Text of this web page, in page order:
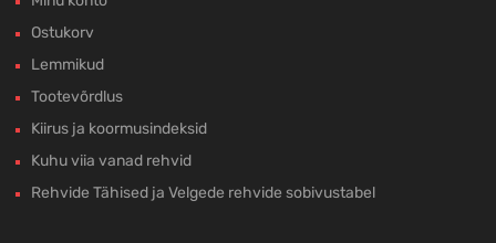
Ostukorv
Lemmikud
Tootevõrdlus
Kiirus ja koormusindeksid
Kuhu viia vanad rehvid
Rehvide Tähised ja Velgede rehvide sobivustabel